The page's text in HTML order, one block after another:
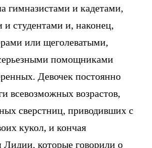
гимназистами и кадетами,
студентами и, наконец,
или щеголеватыми,
помощниками
Девочек постоянно
всевозможных возрастов,
сверстниц, приводивших с
кукол, и кончая
Лидии, которые говорили о